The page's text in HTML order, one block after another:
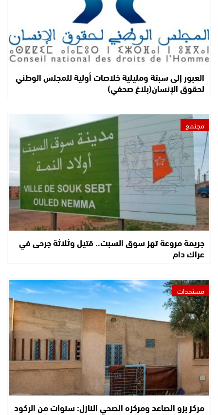
العبور إلى سبتة ومليلية خلاصات أولية للمجلس الوطني
لحقوق الإنسان(بلاغ صحفي)
مجتمع
جريمة مروعة تهز سوق السبت.. قتيل وثلاثة جرحى في
عراك دام
مستجدات
مركز بزو الصاعد ومركزه الصحي النازل: سنوات من الركود